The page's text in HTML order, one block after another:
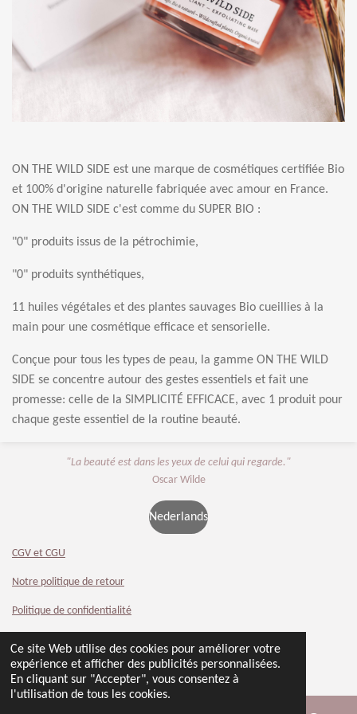
Ce site Web utilise des cookies pour améliorer votre
expérience et afficher des publicités personnalisées.
En cliquant sur "Accepter", vous consentez à
l'utilisation de tous les cookies.
ON THE WILD SIDE est une marque de cosmétiques certifiée Bio
et 100% d'origine naturelle fabriquée avec amour en France.
ON THE WILD SIDE c'est comme du SUPER BIO :
"0" produits issus de la pétrochimie,
"0" produits synthétiques,
11 huiles végétales et des plantes sauvages Bio cueillies à la
main pour une cosmétique efficace et sensorielle.
Conçue pour tous les types de peau, la gamme ON THE WILD
SIDE se concentre autour des gestes essentiels et fait une
promesse: celle de la SIMPLICITÉ EFFICACE, avec 1 produit pour
chaque geste essentiel de la routine beauté.
"La beauté est dans les yeux de celui qui regarde."
Oscar Wilde
Nederlands
CGV et CGU
Notre politique de retour
Politique de confidentialité
© 2024 - 2026 Beauty 4 You
Propulsé parWebador